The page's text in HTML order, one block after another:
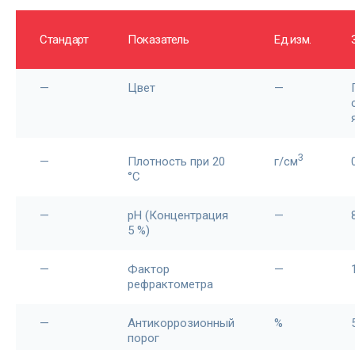
Стандарт Показатель Ед.изм.
— Цвет —
—
Плотность при 20
°С
г/см3
—
pH (Концентрация
5 %)
—
—
Фактор
рефрактометра
—
—
Антикоррозионный
порог
%